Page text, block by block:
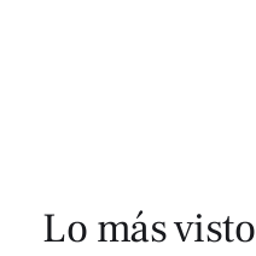
Lo más visto